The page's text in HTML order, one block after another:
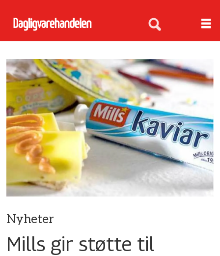
Nyheter
Mills gir støtte til